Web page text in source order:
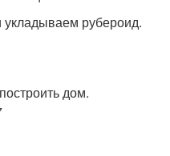
рубероид.